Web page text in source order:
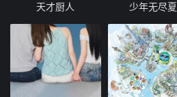
天才厨人 少年无尽夏